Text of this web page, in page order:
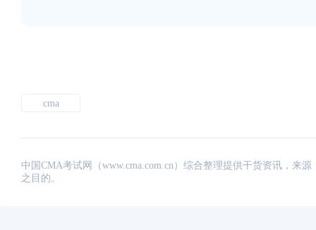
cma
中国CMA考试网（www.cma.com.cn）综合整理提供干货资讯，来
之目的。